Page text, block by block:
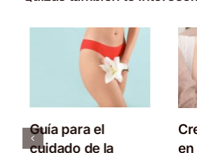
Guía para el
cuidado de la
en